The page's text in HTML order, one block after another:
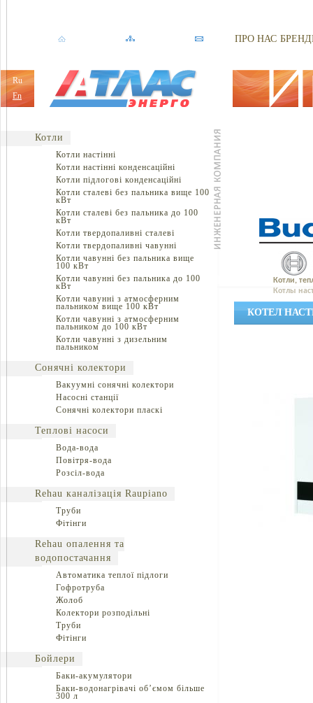
Ru
En
ПРО НАС
Котли
Котли настінні
Котли настінні конденсаційні
Котли підлогові конденсаційні
Котли сталеві без пальника вище 100
кВт
Котли сталеві без пальника до 100
кВт
Котли твердопаливні сталеві
Котли твердопаливні чавунні
Котли чавунні без пальника вище
100 кВт
Котли чавунні без пальника до 100
кВт
Котли чавунні з атмосферним
пальником вище 100 кВт
Котли чавунні з атмосферним
пальником до 100 кВт
Котли чавунні з дизельним
пальником
Сонячні колектори
Вакуумні сонячні колектори
Насосні станції
Сонячні колектори пласкі
Теплові насоси
Вода-вода
Повітря-вода
Розсіл-вода
Rehau каналізація Raupiano
Труби
Фітінги
Rehau опалення та
водопостачання
Автоматика теплої підлоги
Гофротруба
Жолоб
Колектори розподільні
Труби
Фітінги
Бойлери
Баки-акумулятори
Баки-водонагрівачі об’ємом більше
300 л
Котли,
Котлы
КОТЕЛ